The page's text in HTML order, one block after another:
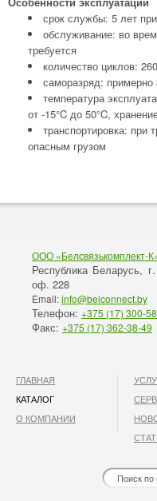
срок службы: 5 лет
обслуживание: во
требуется
количество циклов:
саморазряд:
температура
от -15°C до 50°C,
транспортировка: при
опасным грузом
ООО «Белсвязькомплект-
Республика Беларусь,
оф. 228
Email:info@belconnect.by
Телефон: +375 (17) 300-
Факс: +375 (17) 362-38-49
ГЛАВНАЯ
КАТАЛОГ
О КОМПАНИИ